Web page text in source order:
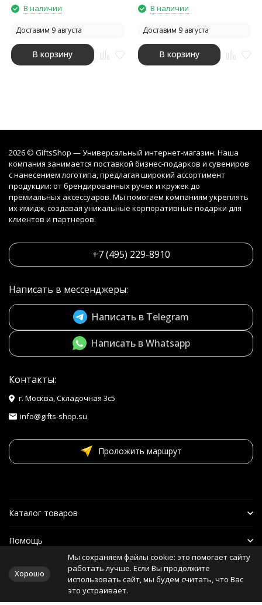
В наличии
Доставим 9 августа
В корзину
В наличии
Доставим 9 августа
В корзину
2026 © GiftsShop — Универсальный интернет-магазин. Наша
компания занимается поставкой бизнес-подарков и сувениров
с нанесением логотипа, предлагая широкий ассортимент
продукции: от брендированных ручек и кружек до
премиальных аксессуаров. Мы помогаем компаниям укреплять
их имидж, создавая уникальные корпоративные подарки для
клиентов и партнеров.
+7 (495) 229-8910
Написать в мессенджеры:
Написать в Telegram
Написать в Whatsapp
Контакты:
г. Москва, Складочная 3с5
info@gifts-shop.su
Проложить маршрут
Каталог товаров
Помощь
Наши друзья
Хорошо
Мы сохраняем файлы cookie: это помогает сайту
работать лучше. Если Вы продолжите
использовать сайт, мы будем считать, что Вас
это устраивает.